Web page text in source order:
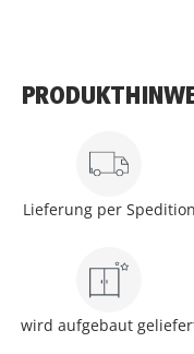
Lieferung per Spedition
wird aufgebaut